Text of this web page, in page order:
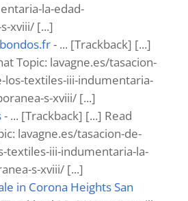
la-edad-
xviii/ [...]
- ... [Trackback] [...]
Topic: lavagne.es/tasacion-
los-textiles-iii-indumentaria-
s-xviii/ [...]
- ... [Trackback] [...] Read
lavagne.es/tasacion-de-
textiles-iii-indumentaria-la-
s-xviii/ [...]
in Corona Heights San